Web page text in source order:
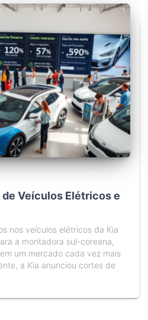
de Veículos Elétricos e
nos veículos elétricos da Kia
a montadora sul-coreana,
um mercado cada vez mais
a Kia anunciou cortes de